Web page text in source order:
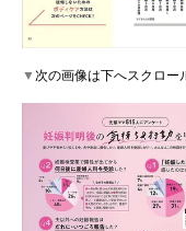
▼次の画像は下へスクロー